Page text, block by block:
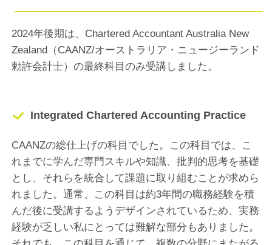
2024年後期は、Chartered Accountant Australia New
Zealand（CAANZ/オーストラリア・ニュージーランド
勅許会計士）の最終科目のみ受講しました。
Integrated Chartered Accounting Practice
CAANZの総仕上げの科目でした。この科目では、こ
れまでに学んだ専門スキルや知識、批判的思考を基礎
とし、それらを統合して課題に取り組むことが求めら
れました。通常、この科目は約3年間の職務経験を積
んだ後に受講するようデザインされているため、実務
経験が乏しい私にとっては難解な部分もありました。